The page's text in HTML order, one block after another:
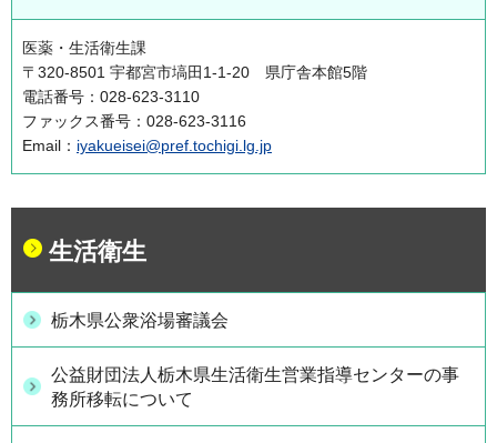
医薬・生活衛生課
〒320-8501 宇都宮市塙田1-1-20 県庁舎本館5階
電話番号：028-623-3110
ファックス番号：028-623-3116
Email： iyakueisei@pref.tochigi.lg.jp
生活衛生
栃木県公衆浴場審議会
公益財団法人栃木県生活衛生営業指導センターの事
務所移転について